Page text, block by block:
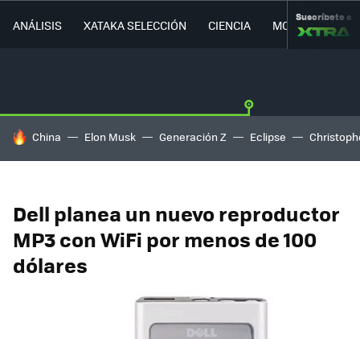
ANÁLISIS XATAKA SELECCIÓN CIENCIA MOVILIDAD
Suscríbete a
HOY SE HABLA DE
China Elon Musk Generación Z Eclipse
Dell planea un nuevo reproductor
MP3 con WiFi por menos de 100
dólares